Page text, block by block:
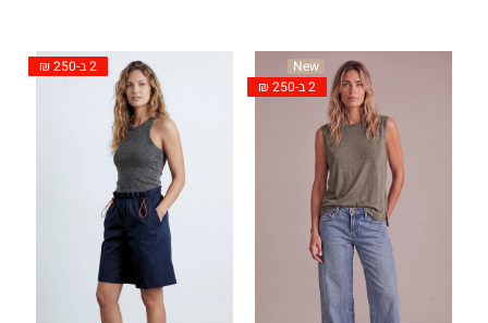
New
2 ב-250 ₪
2 ב-250 ₪